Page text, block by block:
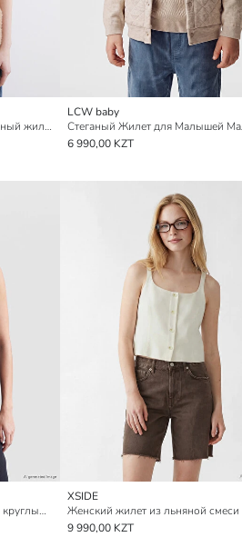
V-образный женский трикотажный жилет
LCW baby
6 990,00 KZT
Женский трикотажный жилет с круглым вырезом
XSIDE
9 990,00 KZT